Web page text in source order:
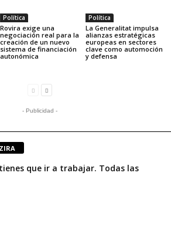
Política
Rovira exige una
negociación real para la
creación de un nuevo
sistema de financiación
autonómica
Política
La Generalitat impulsa
alianzas estratégicas
europeas en sectores
clave como automoción
y defensa
- Publicidad -
que ir a trabajar. Todas las